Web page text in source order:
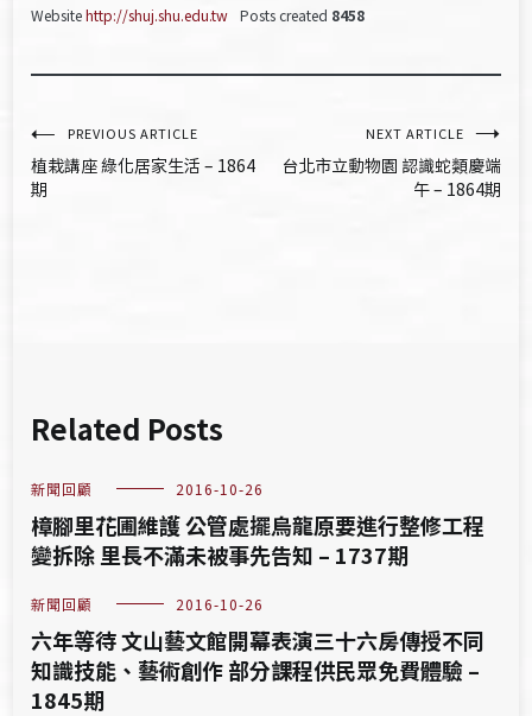
Websitehttp://shuj.shu.edu.tw Posts created 8458
文
章
PREVIOUS ARTICLE
植栽講座 綠化居家生活 – 1864
期
NEXT ARTICLE
台北市立動物園 認識蛇類慶端
午 – 1864期
Related Posts
新聞回顧 2016-10-26
樟腳里花圃維護 公管處擺烏龍原要進行整修工程
變拆除 里長不滿未被事先告知 – 1737期
新聞回顧 2016-10-26
六年等待 文山藝文館開幕表演三十六房傳授不同
知識技能、藝術創作 部分課程供民眾免費體驗 –
1845期